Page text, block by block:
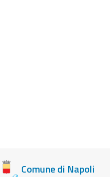
Comune di Napoli